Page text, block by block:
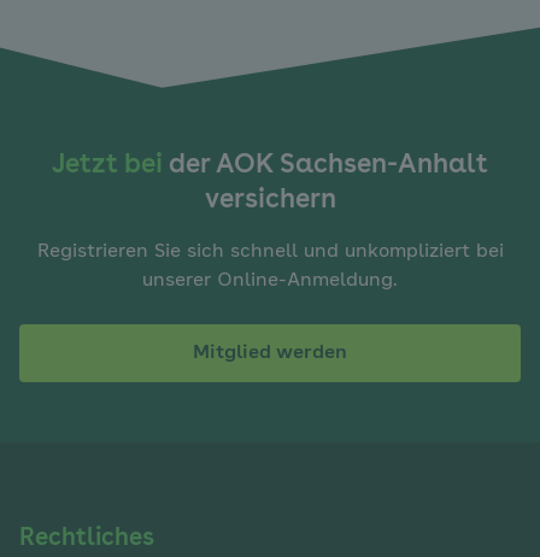
Jetzt bei der AOK Sachsen-Anhalt
versichern
Registrieren Sie sich schnell und unkompliziert bei
unserer Online-Anmeldung.
Mitglied werden
Navigation
Rechtliches